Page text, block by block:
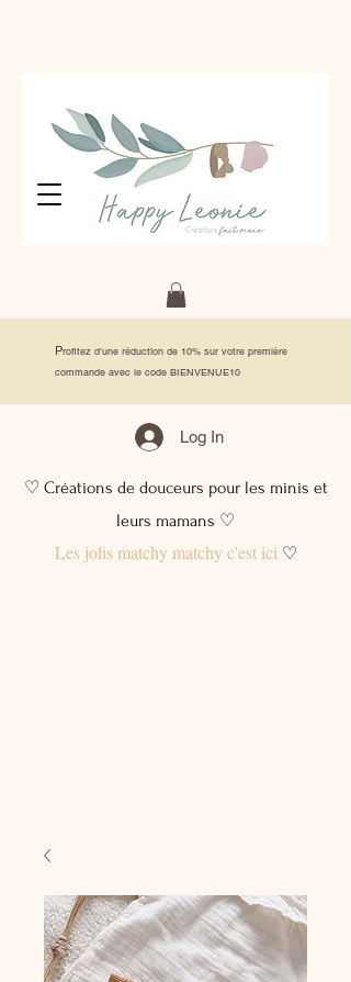
Profitez d'une réduction de 10% sur votre première
commande avec le code BIENVENUE10
Log In
♡ Créations de douceurs pour les minis et
leurs mamans ♡
Les jolis matchy matchy c'est ici♡